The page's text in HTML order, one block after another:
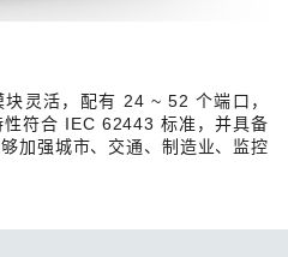
灵活，配有 24 ~ 52 个端口，
符合 IEC 62443 标准，并具备
加强城市、交通、制造业、监控